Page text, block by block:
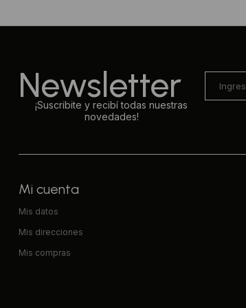
Newsletter
¡Suscribite y recibí todas nuestras
novedades!
Mi cuenta
Mis datos
Mis direcciones
Mis compras